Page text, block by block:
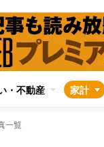
・不動産 家計
一覧